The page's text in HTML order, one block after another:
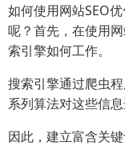
如何使用网站SEO
呢？首先，在使用
索引擎如何工作。
搜索引擎通过爬虫
系列算法对这些信息
因此，建立富含关